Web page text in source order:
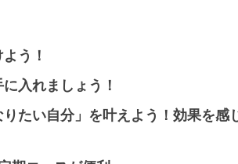
う！
入れましょう！
たい自分」を叶えよう！効果を感